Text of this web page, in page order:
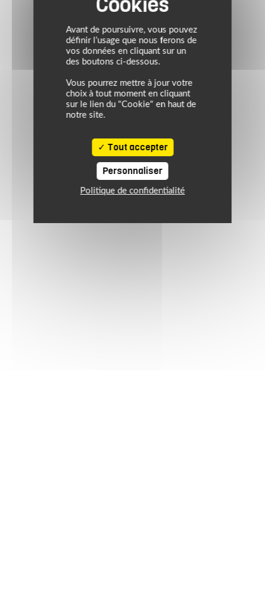
Avant de poursuivre, vous pouvez
définir l’usage que nous ferons de
vos données en cliquant sur un
des boutons ci-dessous.
Vous pourrez mettre à jour votre
choix à tout moment en cliquant
sur le lien du "Cookie" en haut de
notre site.
Tout accepter
Personnaliser
Politique de confidentialité